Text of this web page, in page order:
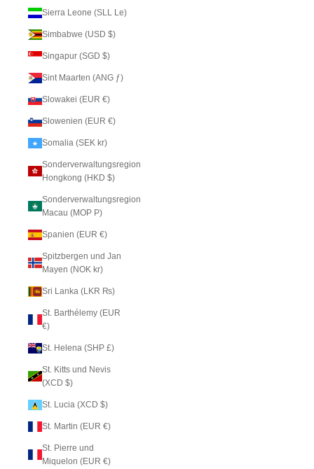
Sierra Leone (SLL Le)
Simbabwe (USD $)
Singapur (SGD $)
Sint Maarten (ANG ƒ)
Slowakei (EUR €)
Slowenien (EUR €)
Somalia (SEK kr)
Sonderverwaltungsregion
Hongkong (HKD $)
Sonderverwaltungsregion
Macau (MOP P)
Spanien (EUR €)
Spitzbergen und Jan
Mayen (NOK kr)
Sri Lanka (LKR ₨)
St. Barthélemy (EUR
€)
St. Helena (SHP £)
St. Kitts und Nevis
(XCD $)
St. Lucia (XCD $)
St. Martin (EUR €)
St. Pierre und
Miquelon (EUR €)